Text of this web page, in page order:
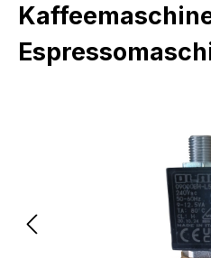
Bildergalerie überspringen